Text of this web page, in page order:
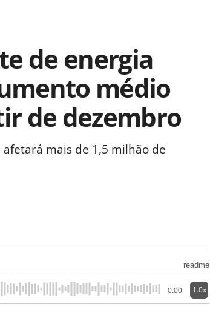
de energia
médio
de dezembro
mais de 1,5 milhão de
readme
0:00 1.0x